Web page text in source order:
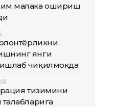
малака ошириш
янги
чиқилмоқда
тизимини